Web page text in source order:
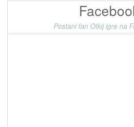
Postani fan Otkij igre na